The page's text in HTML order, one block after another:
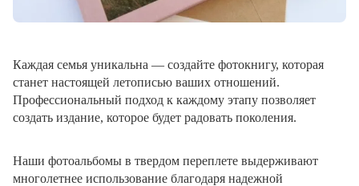
Каждая семья уникальна — создайте фотокнигу, которая
станет настоящей летописью ваших отношений.
Профессиональный подход к каждому этапу позволяет
создать издание, которое будет радовать поколения.
Наши фотоальбомы в твердом переплете выдерживают
многолетнее использование благодаря надежной